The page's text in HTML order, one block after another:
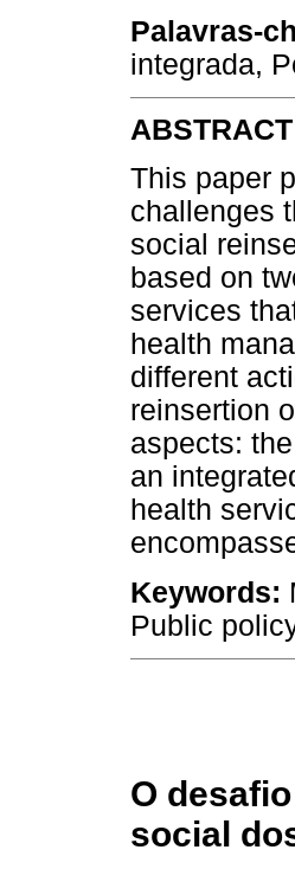
Palavras-
integrada,
ABSTRACT
This paper
challenges
social
based on
services
health
different
reinsertion
aspects:
an
health
Keywords:
Public
O
social